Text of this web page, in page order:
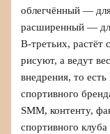
облегчённый —
расширенный —
В‑третьих, растёт
рисуют, а ведут
внедрения, то
спортивного
SMM, контенту,
спортивного